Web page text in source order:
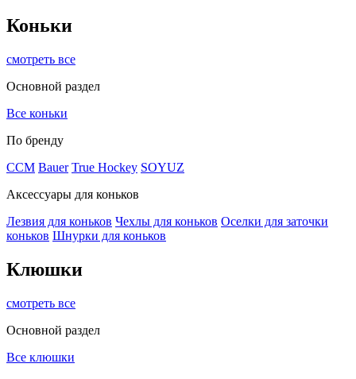
Коньки
смотреть все
Основной раздел
Все коньки
По бренду
ССМ Bauer True Hockey SOYUZ
Аксессуары для коньков
Лезвия для коньков Чехлы для коньков Оселки для заточки
коньков Шнурки для коньков
Клюшки
смотреть все
Основной раздел
Все клюшки